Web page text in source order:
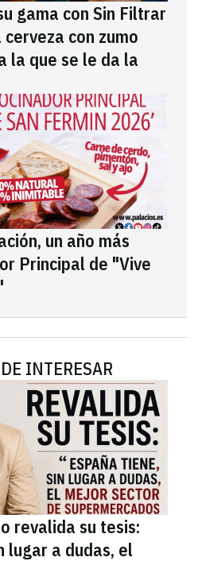
gama con Sin Filtrar
con zumo
la que se le da la
un año más
Principal de "Vive
INTERESAR
revalida su tesis:
lugar a dudas, el